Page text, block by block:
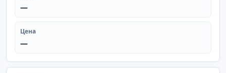
—
Цена
—